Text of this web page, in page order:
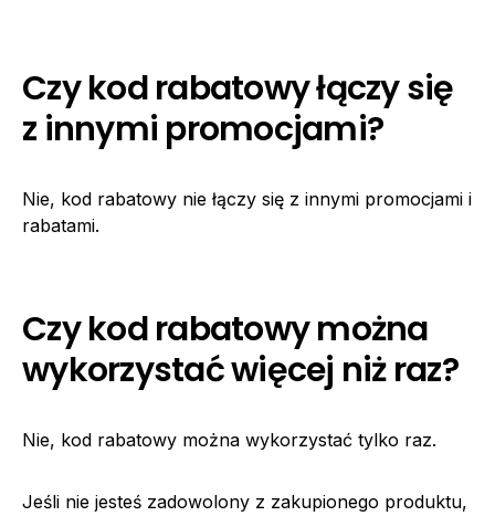
Czy kod rabatowy łączy się
z innymi promocjami?
Nie, kod rabatowy nie łączy się z innymi promocjami i
rabatami.
Czy kod rabatowy można
wykorzystać więcej niż raz?
Nie, kod rabatowy można wykorzystać tylko raz.
Jeśli nie jesteś zadowolony z zakupionego produktu,